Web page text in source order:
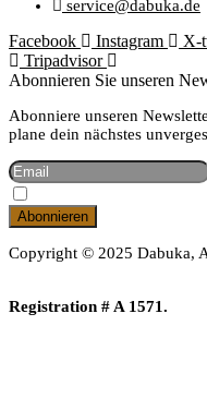
service@dabuka.de
Facebook Instagram X-
Tripadvisor
Abonnieren Sie unseren
Abonniere unseren
plane dein nächstes
Copyright © 2025 Dabuka,
Registration # A 1571.